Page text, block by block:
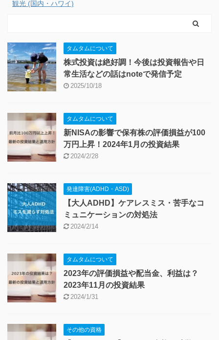
スキー・釣り
発達障害(ADHD・ASD)
投資・お金
保険・マネー
投資のコツ
月次・年次投資報告
生活
1人暮らし・引っ越し
結婚
観光 (国内・ハワイ)
タムタムについて
株式投資は絶好調！今後は投資報告や日
常生活などの話はnoteで発信予定
タムタムについて
新NISAの影響で保有株の評価損益が100
万円上昇！2024年1月の投資結果